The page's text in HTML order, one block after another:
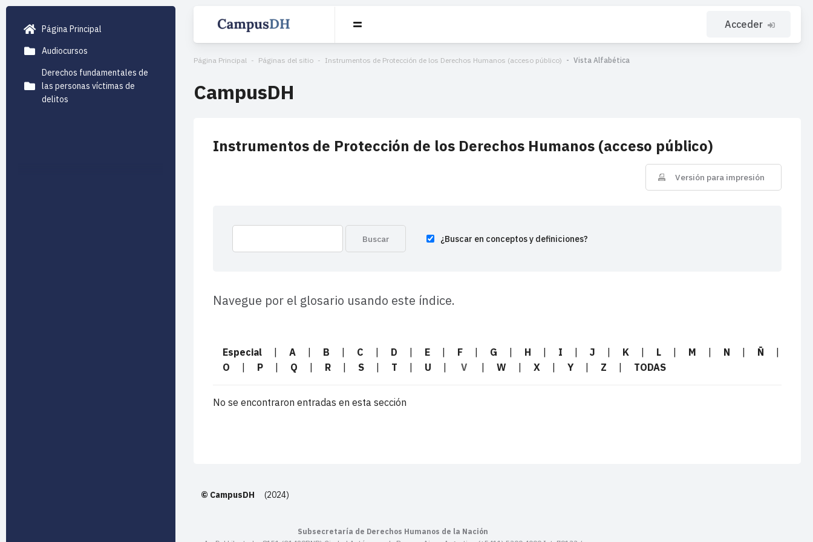
Acceder
Página Principal Páginas del sitio Instrumentos de Protección de los Derechos Humanos (acceso público) Vista Alfabética
CampusDH
Instrumentos de Protección de los Derechos Humanos (acceso público)
Versión para impresión
¿Buscar en conceptos y definiciones?
Navegue por el glosario usando este índice.
Especial | A | B | C | D | E | F | G | H | I | J | K | L | M | N | Ñ
|
O
| P | Q | R | S | T | U | V | W | X | Y | Z | TODAS
No se encontraron entradas en esta sección
Página Principal
Audiocursos
Derechos fundamentales de
las personas víctimas de
delitos
© CampusDH (2024)
Subsecretaría de Derechos Humanos de la Nación